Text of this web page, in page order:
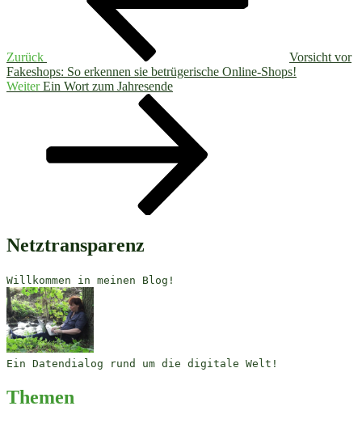
Zurück
Vorsicht vor
Fakeshops: So erkennen sie betrügerische Online-Shops!
Nächster
Weiter Ein Wort zum Jahresende
Netztransparenz
Willkommen in meinen Blog!
Ein Datendialog rund um die digitale Welt!
Themen